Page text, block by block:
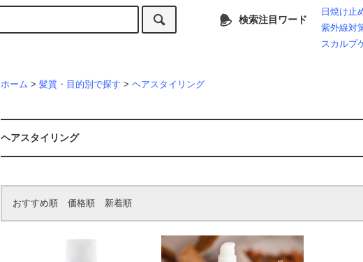
検索注目ワード
日焼け止
紫外線対
スカルプ
ホーム > 髪質・目的別で探す > ヘアスタイリング
ヘアスタイリング
おすすめ順 価格順 新着順